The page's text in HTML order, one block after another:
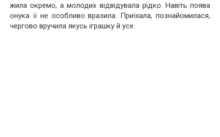
жила окремо, а молодих відвідувала рідко. Навіть поява
онука її не особливо вразила. Приїхала, познайомилася,
чергово вручила якусь іграшку й усе.